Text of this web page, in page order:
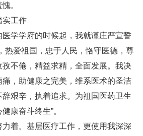
。
实工作
医学学府的时候起，我就谨庄严宣誓
热爱祖国，忠于人民，恪守医德，尊
不倦，精益求精，全面发展。我决
，助健康之完美，维系医术的圣洁
艰辛，执着追求。为祖国医药卫生
康奋斗终生”。
着。基层医疗工作，更使用我深深